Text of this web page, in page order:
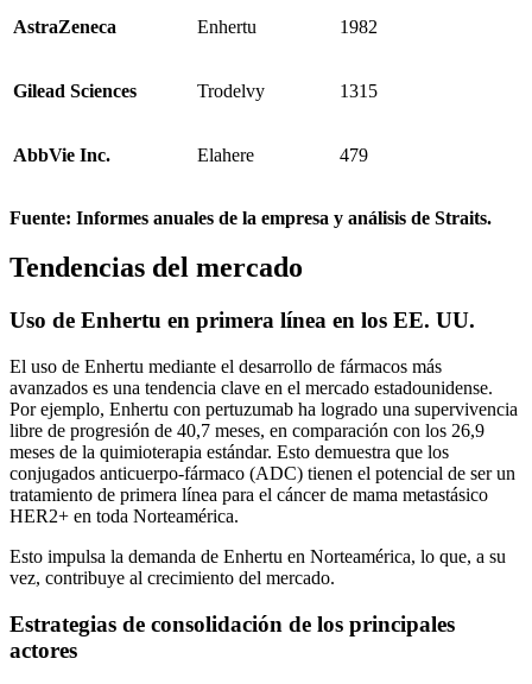
AstraZeneca Enhertu 1982
Gilead Sciences Trodelvy 1315
AbbVie Inc. Elahere 479
Fuente: Informes anuales de la empresa y análisis de Straits.
Tendencias del mercado
Uso de Enhertu en primera línea en los EE. UU.
El uso de Enhertu mediante el desarrollo de fármacos más
avanzados es una tendencia clave en el mercado estadounidense.
Por ejemplo, Enhertu con pertuzumab ha logrado una supervivencia
libre de progresión de 40,7 meses, en comparación con los 26,9
meses de la quimioterapia estándar. Esto demuestra que los
conjugados anticuerpo-fármaco (ADC) tienen el potencial de ser un
tratamiento de primera línea para el cáncer de mama metastásico
HER2+ en toda Norteamérica.
Esto impulsa la demanda de Enhertu en Norteamérica, lo que, a su
vez, contribuye al crecimiento del mercado.
Estrategias de consolidación de los principales
actores